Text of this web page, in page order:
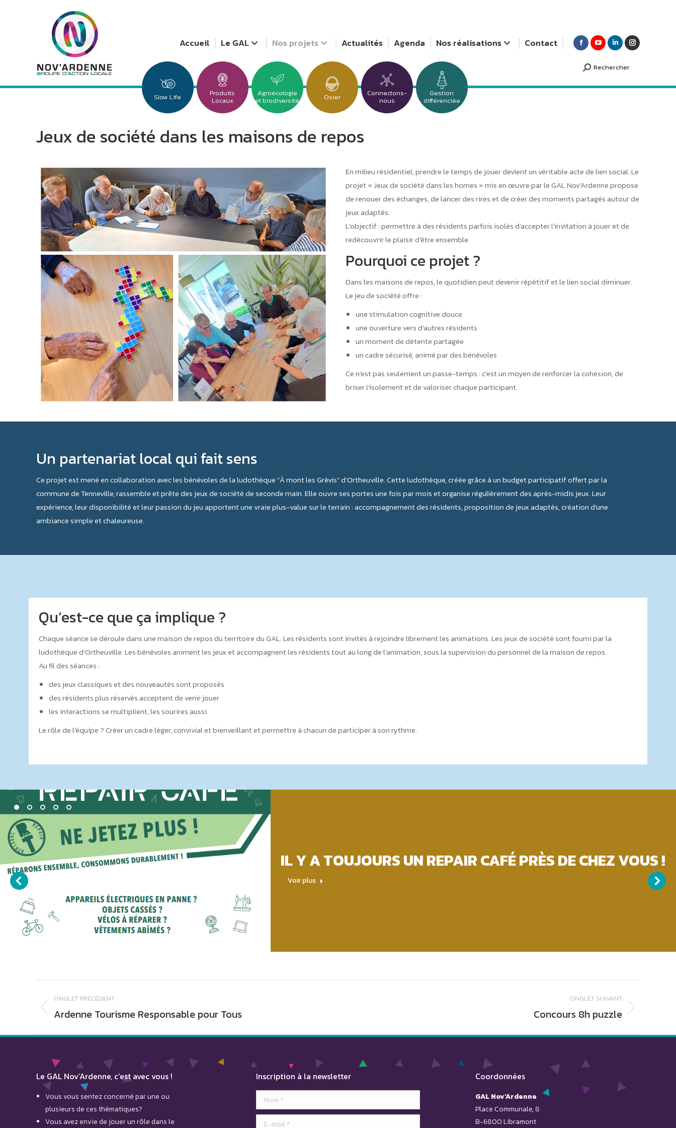
Accueil Le GAL Nos projets
Jardins au naturel
meilleur parti des légumes
de saison !
Cortis de Vesqueville
GAC Au panier des Nutons
Prix du Starter et du Savoir-
faire de l’année 2025
Novachèque
Actualités Agenda Nos réalisations Contact
Slow Life Produits
Locaux
Agroécologie
et biodiversité Osier Connectons-
nous
Gestion
différenciée
Search:
Rechercher
Jeux de société dans les maisons de repos
En milieu résidentiel, prendre le temps de jouer devient un véritable acte de lien social. Le
projet « Jeux de société dans les homes » mis en œuvre par le GAL Nov’Ardenne propose
de renouer des échanges, de lancer des rires et de créer des moments partagés autour de
jeux adaptés.
L’objectif : permettre à des résidents parfois isolés d’accepter l’invitation à jouer et de
redécouvrir le plaisir d’être ensemble.
Pourquoi ce projet ?
Dans les maisons de repos, le quotidien peut devenir répétitif et le lien social diminuer.
Le jeu de société offre :
une stimulation cognitive douce
une ouverture vers d’autres résidents
un moment de détente partagée
un cadre sécurisé, animé par des bénévoles
Ce n’est pas seulement un passe-temps : c’est un moyen de renforcer la cohésion, de
briser l’isolement et de valoriser chaque participant.
Un partenariat local qui fait sens
Ce projet est mené en collaboration avec les bénévoles de la ludothèque “À mont les Grèvis” d’Ortheuville. Cette ludothèque, créée grâce à un budget participatif offert par la
commune de Tenneville, rassemble et prête des jeux de société de seconde main. Elle ouvre ses portes une fois par mois et organise régulièrement des après-midis jeux. Leur
expérience, leur disponibilité et leur passion du jeu apportent une vraie plus-value sur le terrain : accompagnement des résidents, proposition de jeux adaptés, création d’une
ambiance simple et chaleureuse.
Qu’est-ce que ça implique ?
Chaque séance se déroule dans une maison de repos du territoire du GAL. Les résidents sont invités à rejoindre librement les animations. Les jeux de société sont fourni par la
ludothèque d’Ortheuville. Les bénévoles animent les jeux et accompagnent les résidents tout au long de l’animation, sous la supervision du personnel de la maison de repos.
Au fil des séances :
des jeux classiques et des nouveautés sont proposés
des résidents plus réservés acceptent de venir jouer
les interactions se multiplient, les sourires aussi.
Le rôle de l’équipe ? Créer un cadre léger, convivial et bienveillant et permettre à chacun de participer à son rythme.
IL Y A TOUJOURS UN REPAIR CAFÉ PRÈS DE CHEZ VOUS !
Voir plus
de
ONGLET PRÉCÉDENT
Onglet
Ardenne Tourisme Responsable pour Tous
ONGLET SUIVANT
Concours 8h puzzle
Le GAL Nov’Ardenne, c’est avec vous !
Vous vous sentez concerné par une ou
plusieurs de ces thématiques?
Vous avez envie de jouer un rôle dans le
Inscription à la newsletter
Nom *
E-mail *
Coordonnées
GAL Nov'Ardenne
Place Communale, 8
B-6800 Libramont